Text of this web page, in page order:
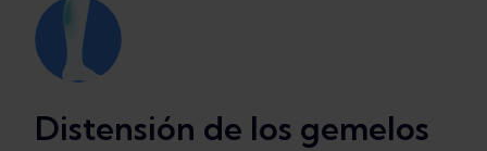
Distensión de los gemelos